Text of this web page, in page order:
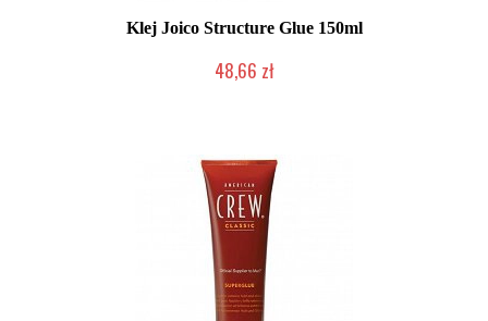
Klej Joico Structure Glue 150ml
48,66 zł